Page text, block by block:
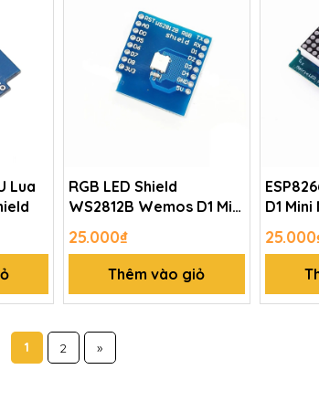
Lua
RGB LED Shield
WS2812B Wemos D1 Mini
ESP8266
25.000₫
Thêm vào giỏ
D1
Shield
1 2 »